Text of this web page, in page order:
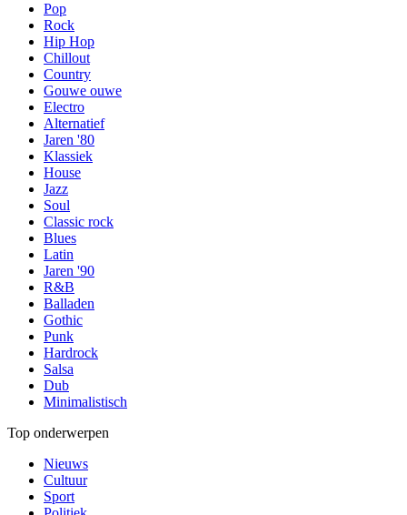
Pop
Rock
Hip Hop
Chillout
Country
Gouwe ouwe
Electro
Alternatief
Jaren '80
Klassiek
House
Jazz
Soul
Classic rock
Blues
Latin
Jaren '90
R&B
Balladen
Gothic
Punk
Hardrock
Salsa
Dub
Minimalistisch
Top onderwerpen
Nieuws
Cultuur
Sport